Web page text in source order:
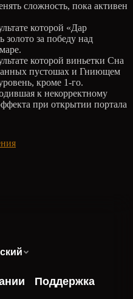
сложность, пока активен
которой «Дар
золото за победу над
которой виньетки Сна
пустошах и Гниющем
кроме 1-го.
к некорректному
при открытии портала